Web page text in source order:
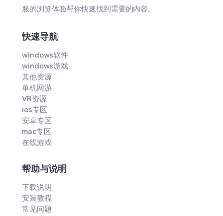
服的浏览体验帮你快速找到需要的内容。
快速导航
windows软件
windows游戏
其他资源
单机网游
VR资源
ios专区
安卓专区
mac专区
在线游戏
帮助与说明
下载说明
安装教程
常见问题